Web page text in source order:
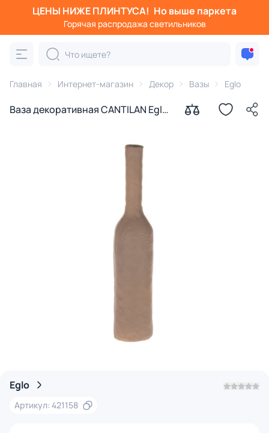
ЦЕНЫ НИЖЕ ПЛИНТУСА! Но выше паркета
Горячая распродажа светильников
Главная Интернет-магазин Декор Вазы Eglo
Ваза декоративная CANTILAN Eglo
Eglo
Артикул: 421158